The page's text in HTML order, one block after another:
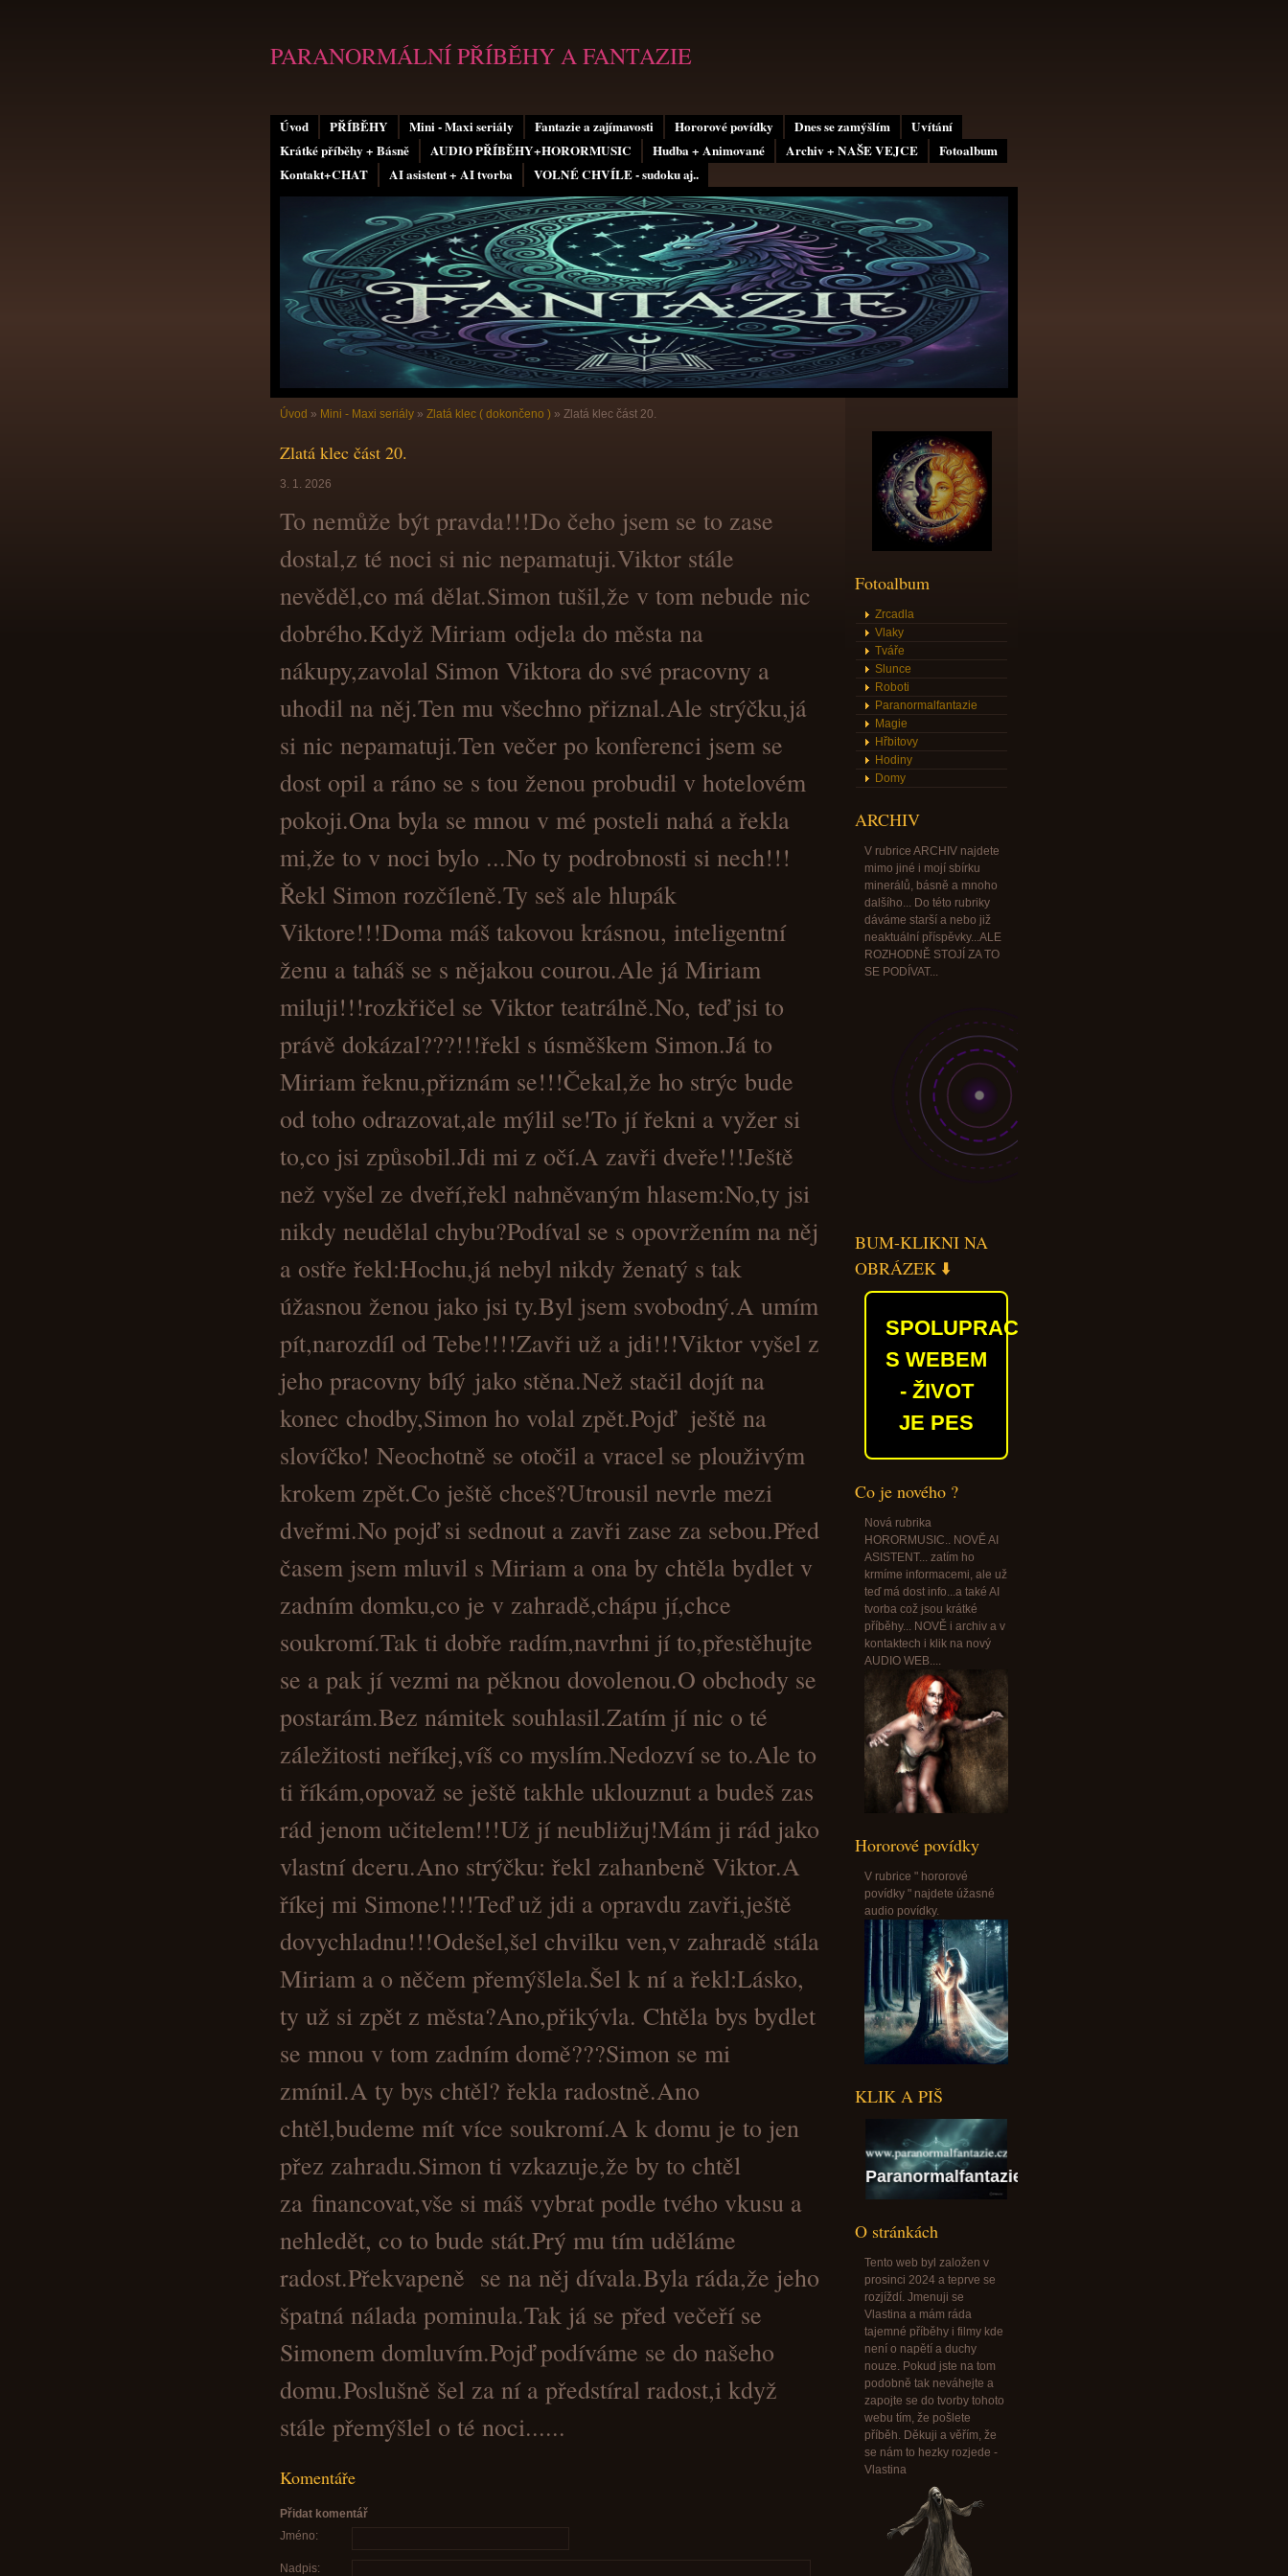
Úvod PŘÍBĚHY Mini - Maxi seriály Fantazie a zajímavosti Hororové povídky Dnes se zamýšlím
Uvítání
Krátké příběhy + Básně
AUDIO PŘÍBĚHY+HORORMUSIC Hudba + Animované Archiv + NAŠE VEJCE
Fotoalbum
Kontakt+CHAT
AI asistent + AI tvorba VOLNÉ CHVÍLE - sudoku aj..
PARANORMÁLNÍ PŘÍBĚHY A FANTAZIE
Úvod » Mini - Maxi seriály » Zlatá klec ( dokončeno ) » Zlatá klec část 20.
Zlatá klec část 20.
3. 1. 2026
To nemůže být pravda!!!Do čeho jsem se to zase
dostal,z té noci si nic nepamatuji.Viktor stále
nevěděl,co má dělat.Simon tušil,že v tom nebude nic
dobrého.Když Miriam odjela do města na
nákupy,zavolal Simon Viktora do své pracovny a
uhodil na něj.Ten mu všechno přiznal.Ale strýčku,já
si nic nepamatuji.Ten večer po konferenci jsem se
dost opil a ráno se s tou ženou probudil v hotelovém
pokoji.Ona byla se mnou v mé posteli nahá a řekla
mi,že to v noci bylo ...No ty podrobnosti si nech!!!
Řekl Simon rozčíleně.Ty seš ale hlupák
Viktore!!!Doma máš takovou krásnou, inteligentní
ženu a taháš se s nějakou courou.Ale já Miriam
miluji!!!rozkřičel se Viktor teatrálně.No, teď jsi to
právě dokázal???!!!řekl s úsměškem Simon.Já to
Miriam řeknu,přiznám se!!!Čekal,že ho strýc bude
od toho odrazovat,ale mýlil se!To jí řekni a vyžer si
to,co jsi způsobil.Jdi mi z očí.A zavři dveře!!!Ještě
než vyšel ze dveří,řekl nahněvaným hlasem:No,ty jsi
nikdy neudělal chybu?Podíval se s opovržením na něj
a ostře řekl:Hochu,já nebyl nikdy ženatý s tak
úžasnou ženou jako jsi ty.Byl jsem svobodný.A umím
pít,narozdíl od Tebe!!!!Zavři už a jdi!!!Viktor vyšel z
jeho pracovny bílý jako stěna.Než stačil dojít na
konec chodby,Simon ho volal zpět.Pojď ještě na
slovíčko! Neochotně se otočil a vracel se plouživým
krokem zpět.Co ještě chceš?Utrousil nevrle mezi
dveřmi.No pojď si sednout a zavři zase za sebou.Před
časem jsem mluvil s Miriam a ona by chtěla bydlet v
zadním domku,co je v zahradě,chápu jí,chce
soukromí.Tak ti dobře radím,navrhni jí to,přestěhujte
se a pak jí vezmi na pěknou dovolenou.O obchody se
postarám.Bez námitek souhlasil.Zatím jí nic o té
záležitosti neříkej,víš co myslím.Nedozví se to.Ale to
ti říkám,opovaž se ještě takhle uklouznut a budeš zas
rád jenom učitelem!!!Už jí neubližuj!Mám ji rád jako
vlastní dceru.Ano strýčku: řekl zahanbeně Viktor.A
říkej mi Simone!!!!Teď už jdi a opravdu zavři,ještě
dovychladnu!!!Odešel,šel chvilku ven,v zahradě stála
Miriam a o něčem přemýšlela.Šel k ní a řekl:Lásko,
ty už si zpět z města?Ano,přikývla. Chtěla bys bydlet
se mnou v tom zadním domě???Simon se mi
zmínil.A ty bys chtěl? řekla radostně.Ano
chtěl,budeme mít více soukromí.A k domu je to jen
přez zahradu.Simon ti vzkazuje,že by to chtěl
za financovat,vše si máš vybrat podle tvého vkusu a
nehledět, co to bude stát.Prý mu tím uděláme
radost.Překvapeně se na něj dívala.Byla ráda,že jeho
špatná nálada pominula.Tak já se před večeří se
Simonem domluvím.Pojď podíváme se do našeho
domu.Poslušně šel za ní a předstíral radost,i když
stále přemýšlel o té noci......
Komentáře
Přidat komentář
Jméno:
Nadpis:
Fotoalbum
Zrcadla
Vlaky
Tváře
Slunce
Roboti
Paranormalfantazie
Magie
Hřbitovy
Hodiny
Domy
ARCHIV
V rubrice ARCHIV najdete
mimo jiné i mojí sbírku
minerálů, básně a mnoho
dalšího... Do této rubriky
dáváme starší a nebo již
neaktuální příspěvky...ALE
ROZHODNĚ STOJÍ ZA TO
SE PODÍVAT...
BUM-KLIKNI NA
OBRÁZEK ⬇️
SPOLUPRACUJEME
S WEBEM
- ŽIVOT
JE PES
Co je nového ?
Nová rubrika
HORORMUSIC.. NOVĚ AI
ASISTENT... zatím ho
krmíme informacemi, ale už
teď má dost info...a také AI
tvorba což jsou krátké
příběhy... NOVĚ i archiv a v
kontaktech i klik na nový
AUDIO WEB....
Hororové povídky
V rubrice " hororové
povídky " najdete úžasné
audio povídky.
KLIK A PIŠ
Paranormalfantazie@paranormalfantazie.cz
O stránkách
Tento web byl založen v
prosinci 2024 a teprve se
rozjíždí. Jmenuji se
Vlastina a mám ráda
tajemné příběhy i filmy kde
není o napětí a duchy
nouze. Pokud jste na tom
podobně tak neváhejte a
zapojte se do tvorby tohoto
webu tím, že pošlete
příběh. Děkuji a věřím, že
se nám to hezky rozjede -
Vlastina